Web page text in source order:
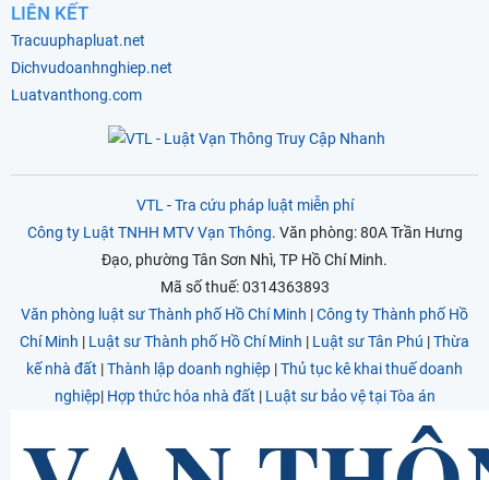
LIÊN KẾT
Tracuuphapluat.net
Dichvudoanhnghiep.net
Luatvanthong.com
VTL -Tra cứu pháp luật miễn phí
Công ty Luật TNHH MTV Vạn Thông. Văn phòng: 80A Trần Hưng
Đạo, phường Tân Sơn Nhì, TP Hồ Chí Minh.
Mã số thuế: 0314363893
Văn phòng luật sư Thành phố Hồ Chí Minh |Công ty Thành phố Hồ
Chí Minh | Luật sư Thành phố Hồ Chí Minh | Luật sư Tân Phú |Thừa
kế nhà đất |Thành lập doanh nghiệp |Thủ tục kê khai thuế doanh
nghiệp| Hợp thức hóa nhà đất | Luật sư bảo vệ tại Tòa án